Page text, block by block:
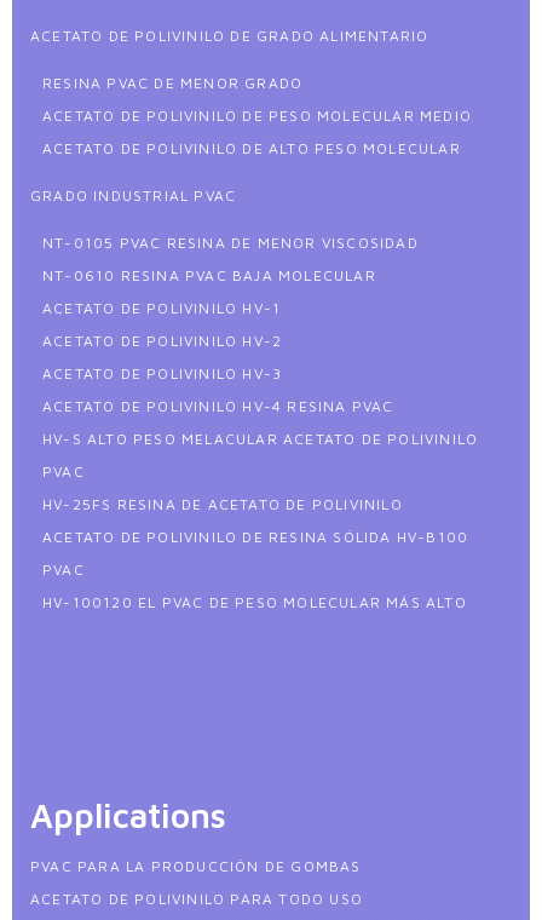
ACETATO DE POLIVINILO DE GRADO ALIMENTARIO
RESINA PVAC DE MENOR GRADO
ACETATO DE POLIVINILO DE PESO MOLECULAR MEDIO
ACETATO DE POLIVINILO DE ALTO PESO MOLECULAR
GRADO INDUSTRIAL PVAC
NT-0105 PVAC RESINA DE MENOR VISCOSIDAD
NT-0610 RESINA PVAC BAJA MOLECULAR
ACETATO DE POLIVINILO HV-1
ACETATO DE POLIVINILO HV-2
ACETATO DE POLIVINILO HV-3
ACETATO DE POLIVINILO HV-4 RESINA PVAC
HV-S ALTO PESO MELACULAR ACETATO DE POLIVINILO
PVAC
HV-25FS RESINA DE ACETATO DE POLIVINILO
ACETATO DE POLIVINILO DE RESINA SÓLIDA HV-B100
PVAC
HV-100120 EL PVAC DE PESO MOLECULAR MÁS ALTO
Applications
PVAC PARA LA PRODUCCIÓN DE GOMBAS
ACETATO DE POLIVINILO PARA TODO USO